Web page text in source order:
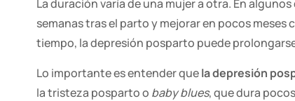
La duración varía de una mujer a otra. En
semanas tras el parto y mejorar en pocos
tiempo, la depresión posparto puede
Lo importante es entender quela depresión
la tristeza posparto o baby blues, que dura